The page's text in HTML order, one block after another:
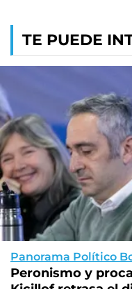
TE PUEDE
Panorama Político
Peronismo y